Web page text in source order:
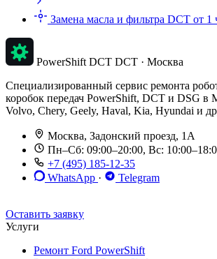
Замена масла и фильтра DCT от 1
PowerShift DCT DCT · Москва
Специализированный сервис ремонта
коробок передач PowerShift, DCT и DSG в
Volvo, Chery, Geely, Haval, Kia, Hyundai и
Москва, Задонский проезд, 1А
Пн–Сб: 09:00–20:00, Вс:
+7 (495) 185-12-35
WhatsApp ·
Telegram
Оставить заявку
Услуги
Ремонт Ford PowerShift